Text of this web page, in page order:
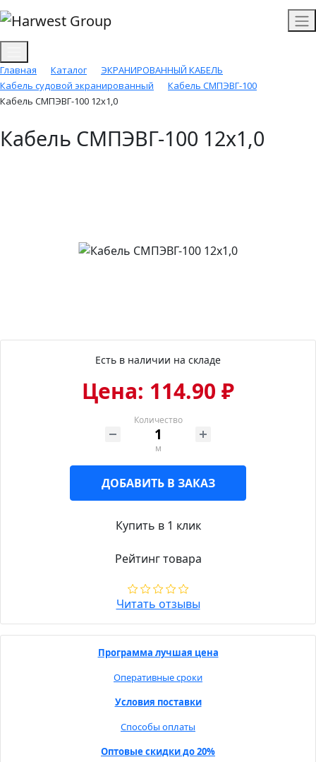
Главная Каталог
ЭКРАНИРОВАННЫЙ КАБЕЛЬ
Кабель судовой экранированный
Кабель СМПЭВГ-100
Кабель СМПЭВГ-100 12х1,0
Кабель СМПЭВГ-100 12х1,0
Есть в наличии на складе
Цена: 114.90 ₽
Количество
м
ДОБАВИТЬ В ЗАКАЗ
Купить в 1 клик
Рейтинг товара
Читать отзывы
Программа лучшая цена
Оперативные сроки
Условия поставки
Способы оплаты
Оптовые скидки до 20%